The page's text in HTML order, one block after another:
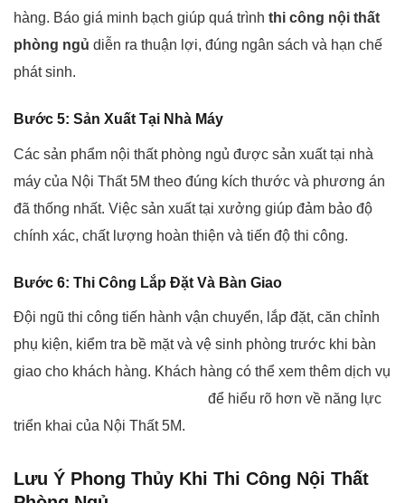
hàng. Báo giá minh bạch giúp quá trình thi công nội thất
phòng ngủ diễn ra thuận lợi, đúng ngân sách và hạn chế
phát sinh.
Bước 5: Sản Xuất Tại Nhà Máy
Các sản phẩm nội thất phòng ngủ được sản xuất tại nhà
máy của Nội Thất 5M theo đúng kích thước và phương án
đã thống nhất. Việc sản xuất tại xưởng giúp đảm bảo độ
chính xác, chất lượng hoàn thiện và tiến độ thi công.
Bước 6: Thi Công Lắp Đặt Và Bàn Giao
Đội ngũ thi công tiến hành vận chuyển, lắp đặt, căn chỉnh
phụ kiện, kiểm tra bề mặt và vệ sinh phòng trước khi bàn
giao cho khách hàng. Khách hàng có thể xem thêm dịch vụ
để hiểu rõ hơn về năng lực
triển khai của Nội Thất 5M.
Lưu Ý Phong Thủy Khi Thi Công Nội Thất